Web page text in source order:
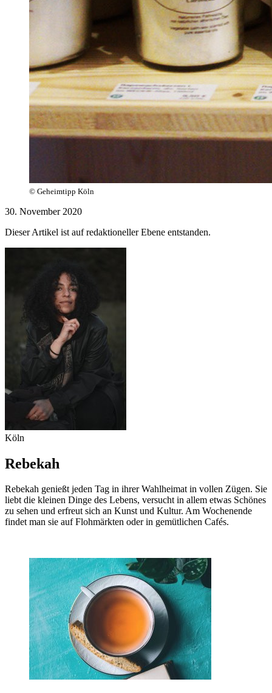
© Geheimtipp Köln
30. November 2020
Dieser Artikel ist auf redaktioneller Ebene entstanden.
Köln
Rebekah
Rebekah genießt jeden Tag in ihrer Wahlheimat in vollen Zügen. Sie
liebt die kleinen Dinge des Lebens, versucht in allem etwas Schönes
zu sehen und erfreut sich an Kunst und Kultur. Am Wochenende
findet man sie auf Flohmärkten oder in gemütlichen Cafés.